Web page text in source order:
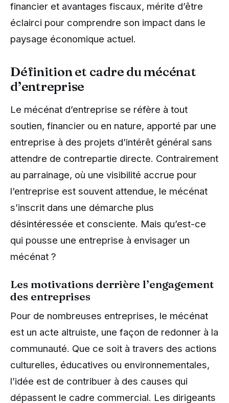
financier et avantages fiscaux, mérite d’être
éclairci pour comprendre son impact dans le
paysage économique actuel.
Définition et cadre du mécénat
d’entreprise
Le mécénat d’entreprise se réfère à tout
soutien, financier ou en nature, apporté par une
entreprise à des projets d’intérêt général sans
attendre de contrepartie directe. Contrairement
au parrainage, où une visibilité accrue pour
l’entreprise est souvent attendue, le mécénat
s’inscrit dans une démarche plus
désintéressée et consciente. Mais qu’est-ce
qui pousse une entreprise à envisager un
mécénat ?
Les motivations derrière l’engagement
des entreprises
Pour de nombreuses entreprises, le mécénat
est un acte altruiste, une façon de redonner à la
communauté. Que ce soit à travers des actions
culturelles, éducatives ou environnementales,
l’idée est de contribuer à des causes qui
dépassent le cadre commercial. Les dirigeants